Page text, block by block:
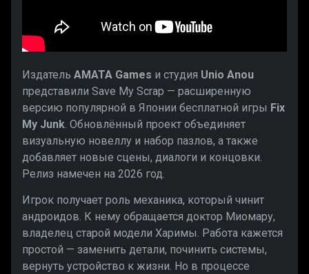
Издатель AMATA Games и студия Unio Anou
представили Save My Scrap — расширенную
версию популярной в Японии бесплатной игры Fix
My Junk. Обновлённый проект объединяет
визуальную новеллу и набор пазлов, а также
добавляет новые сцены, диалоги и концовки.
Релиз намечен на 2026 год.
Игрок получает роль механика, который чинит
андроидов. К нему обращается доктор Миомару,
владелец старой модели Харимы. Работа кажется
простой — заменить детали, починить системы,
вернуть устройство к жизни. Но в процессе